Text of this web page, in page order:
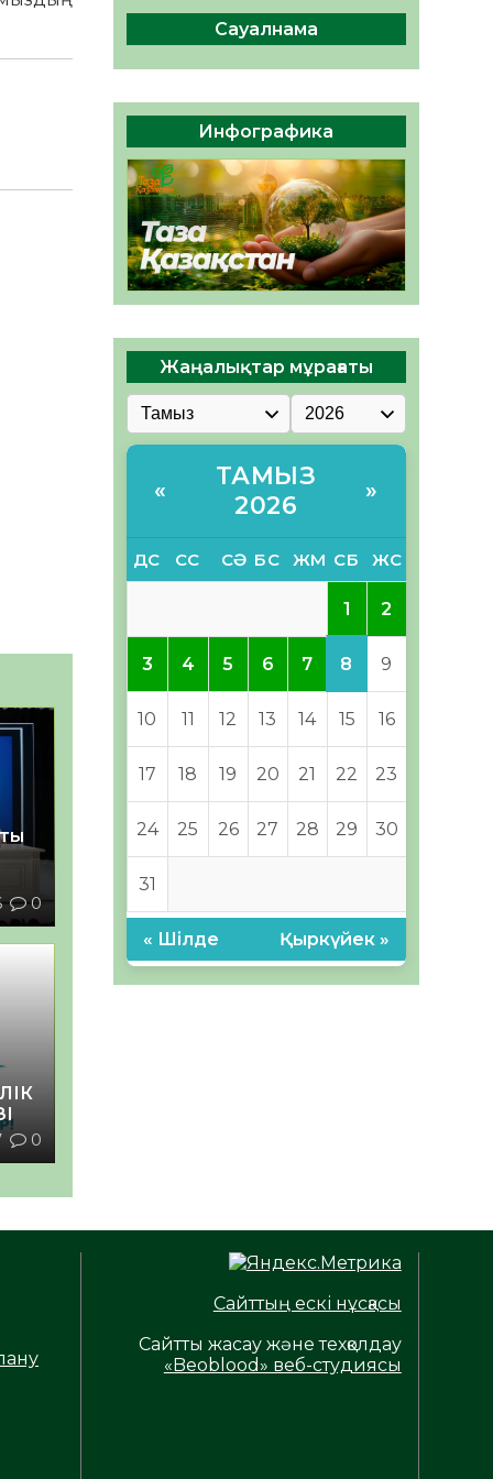
0
0
Руслан Рүстемұлы облыс
әкімінің кеңесшісі болып
тағайындалды
05.08.2026
48 0
Сауалнама
Инфографика
Жаңалықтар мұрағаты
«
ТАМЫЗ
2026
»
ДС СС СӘ БС ЖМ СБ ЖС
1 2
3 4 5 6 7 8 9
10 11 12 13 14 15 16
17 18 19 20 21 22 23
24 25 26 27 28 29 30
31
« Шілде Қыркүйек »
Сайттың ескі нұсқасы
Сайтты жасау және техқолдау
«Beoblood» веб-студиясы